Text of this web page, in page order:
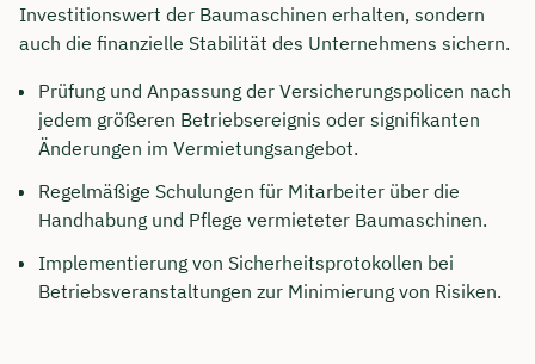
Investitionswert der Baumaschinen erhalten, sondern
auch die finanzielle Stabilität des Unternehmens sichern.
Prüfung und Anpassung der Versicherungspolicen nach
jedem größeren Betriebsereignis oder signifikanten
Änderungen im Vermietungsangebot.
Regelmäßige Schulungen für Mitarbeiter über die
Handhabung und Pflege vermieteter Baumaschinen.
Implementierung von Sicherheitsprotokollen bei
Betriebsveranstaltungen zur Minimierung von Risiken.